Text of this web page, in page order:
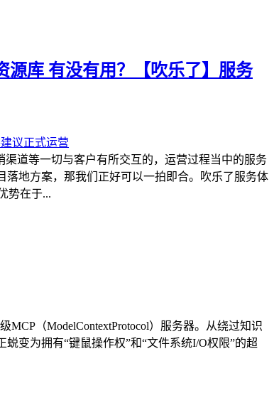
源库 有没有用？【吹乐了】服务
道等一切与客户有所交互的，运营过程当中的服务
地方案，那我们正好可以一拍即合。吹乐了服务体
势在于...
（ModelContextProtocol）服务器。从绕过知识
变为拥有“键鼠操作权”和“文件系统I/O权限”的超